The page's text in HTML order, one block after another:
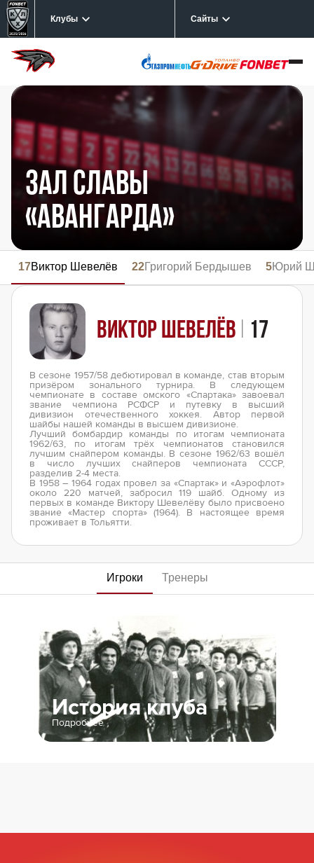
Клубы Сайты
Зал славы
«Авангарда»
Игроки Тренеры
17Виктор Шевелёв 22Григорий Бердышев 5Юрий
Виктор Шевелёв | 17
В сезоне 1957/58 дебютировал в команде, став вторым
призёром зонального турнира. В следующем
чемпионате в составе омского «Спартака» завоевал
звание чемпиона РСФСР и путевку в высший
дивизион отечественного хоккея. Автор первой
шайбы нашей команды в высшем дивизионе.
Лучший бомбардир команды по итогам чемпионата
1962/63, по итогам трёх чемпионатов становился
лучшим снайпером команды. В сезоне 1962/63 вошёл
в число лучших снайперов чемпионата СССР,
разделив 2-4 места.
В 1958 – 1964 годах провел за «Спартак» и «Аэрофлот»
около 220 матчей, забросил 119 шайб. Одному из
первых в команде Виктору Шевелёву было присвоено
звание «Мастер спорта» (1964). В настоящее время
проживает в Тольятти.
История клуба
Подробнее